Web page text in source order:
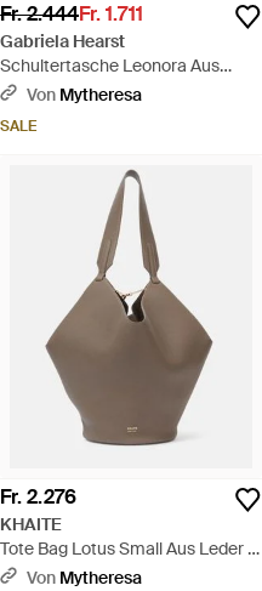
Fr. 2.444Fr. 1.711
Gabriela Hearst
Schultertasche Leonora Aus
Veloursleder - Blau
Von Mytheresa
SALE
Fr. 2.276
KHAITE
Tote Bag Lotus Small Aus Leder -
Braun
Von Mytheresa